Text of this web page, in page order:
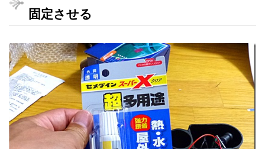
固定させる